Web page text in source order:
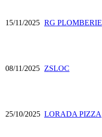
15/11/2025 RG PLOMBERIE
08/11/2025 ZSLOC
25/10/2025 LORADA PIZZA